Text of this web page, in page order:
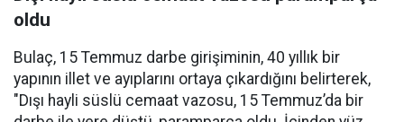
oldu
Bulaç, 15 Temmuz darbe girişiminin, 40 yıllık bir
yapının illet ve ayıplarını ortaya çıkardığını belirterek,
"Dışı hayli süslü cemaat vazosu, 15 Temmuz’da bir